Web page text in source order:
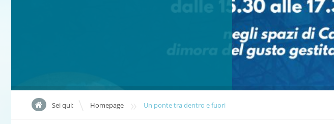
Sei qui: Homepage » Un ponte tra dentro e fuori